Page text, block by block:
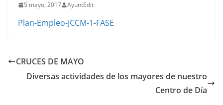
5 mayo, 2017 AyuntEdit
Plan-Empleo-JCCM-1-FASE
CRUCES DE MAYO
Diversas actividades de los mayores de nuestro
Centro de Día